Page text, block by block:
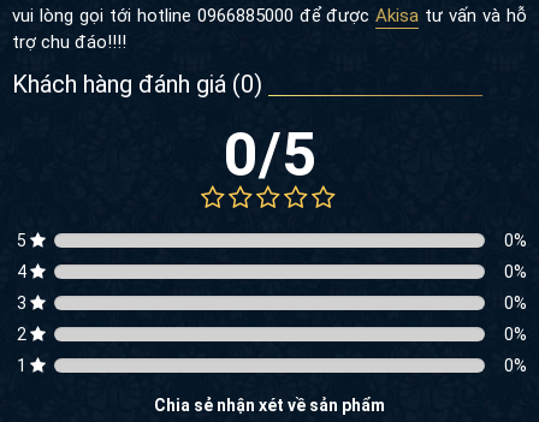
trợ chu đáo!!!!
Khách hàng đánh giá (
0/5
4
0%
3
0%
2
0%
1
0%
Chia sẻ nhận xét về sản phẩm